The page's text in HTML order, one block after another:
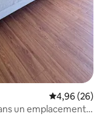
Évaluation
4,96 (26)
un emplacement